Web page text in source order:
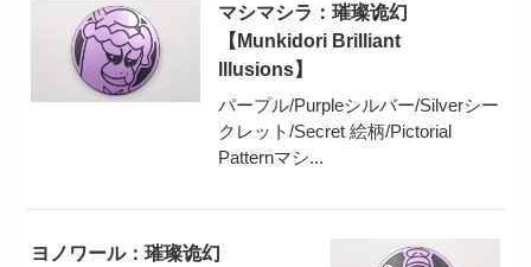
マシマシラ：璀璨诡幻
【Munkidori Brilliant
Illusions】
パープル/Purpleシルバー/Silverシー
クレット/Secret 絵柄/Pictorial
Patternマシ...
ヨノワール：璀璨诡幻